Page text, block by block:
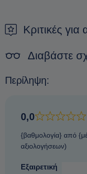
προκράτηση.
Κριτικές
Διαβάστε
Περίληψη:
0,0
{βαθμολογία} από
αξιολογήσεων)
Εξαιρετική